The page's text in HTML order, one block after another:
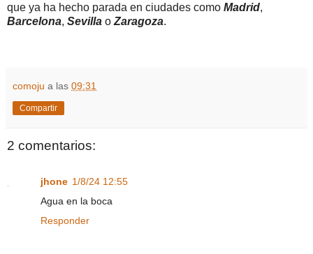
que ya ha hecho parada en ciudades como Madrid,
Barcelona, Sevilla o Zaragoza.
comoju a las 09:31
Compartir
2 comentarios:
jhone 1/8/24 12:55
Agua en la boca
Responder